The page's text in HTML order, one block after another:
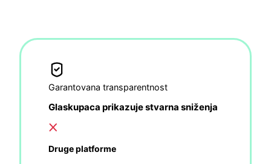
Garantovana transparentnost
Glaskupaca prikazuje stvarna sniženja
Druge platforme